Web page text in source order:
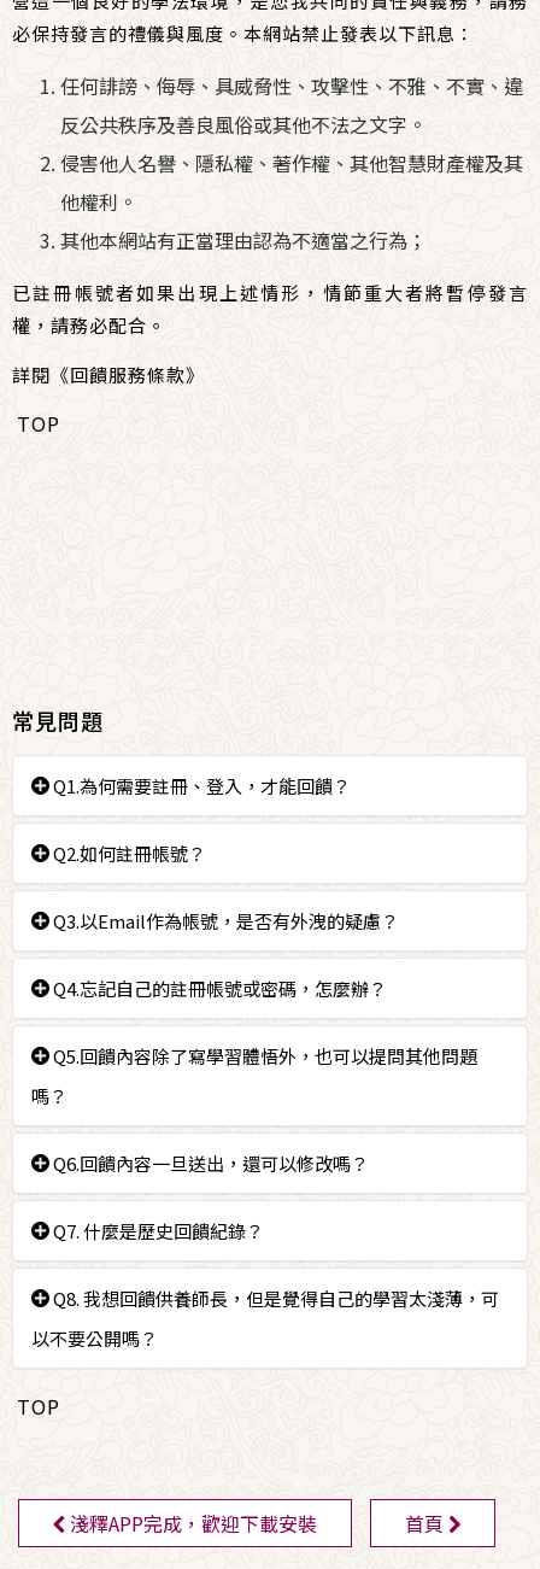
必保持發言的禮儀與風度。本網站禁止發表以下訊息：
任何誹謗、侮辱、具威脅性、攻擊性、不雅、不實、違
反公共秩序及善良風俗或其他不法之文字。
侵害他人名譽、隱私權、著作權、其他智慧財產權及其
他權利。
其他本網站有正當理由認為不適當之行為；
已註冊帳號者如果出現上述情形，情節重大者將暫停發言
權，請務必配合。
詳閱 《回饋服務條款》
TOP
常見問題
Q1.為何需要註冊、登入，才能回饋？
「紀錄回饋歷史」這項服務，需要做學員身分辨識，才
能將各個回饋內容，正確地登記到回饋者註冊的帳號底
下，所以需要先註冊、登入才能回饋。
Q2.如何註冊帳號？
請以正常使用中的Email註冊帳號，依照指示填寫相關
資料送出後，可至該Email信箱打開本網站寄給您的認
證信件，點選連結，使帳號生效。
註冊完畢後，若輸入正確的帳號、密碼後仍無法登入，
請與網站管理員聯絡。
匣」。
Q3.以Email作為帳號，是否有外洩的疑慮？
本服務以Email為帳號識別，但是在網路上不會顯示，
而是以您的別名顯示，本網站也不會將Email以任何形
式交給第三方。本網站同時提醒您，不要在回饋內容裡
公開個人資訊，包括身分證字號、Email、電話、住
Q4.忘記自己的註冊帳號或密碼，怎麼辦？
忘記註冊帳號：請查看您的Email收件匣，若該信
與網站管理員聯絡並提供詳細資訊，我們不保證能
夠追回您的帳號內容，但會盡量協助您尋回帳號。
忘記密碼：請由「忘記密碼」頁面開始，並依照指
示，重新設定密碼。
Q5.回饋內容除了寫學習體悟外，也可以提問其他問題
嗎？
如果您的問題與《廣論．四家合註》的開示無關，請利
用「寫信給真如上師」提問，以免個人資訊意外公開。
Q6.回饋內容一旦送出，還可以修改嗎？
請見諒，回饋內容一經送出，就無法再修改。如果您非
常想要移除已經送出的回饋內容，請與網站管理員聯
絡。
Q7. 什麼是歷史回饋紀錄？
註冊帳號後，只要登入回饋，系統會自動紀錄每一次該
帳號提出的心得回饋。您可以查閱歷次的回饋體悟、以
Q8. 我想回饋供養師長，但是覺得自己的學習太淺薄，可
以不要公開嗎？
善知識看到的是每一個學子在自己的緣起點上不斷努
如上師」，傳遞您的學習體會。
TOP
淺釋APP完成，歡迎下載安裝 首頁